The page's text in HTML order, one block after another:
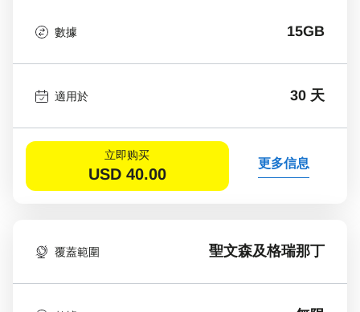
數據 15GB
適用於 30 天
立即购买
USD 40.00
更多信息
覆蓋範圍 聖文森及格瑞那丁